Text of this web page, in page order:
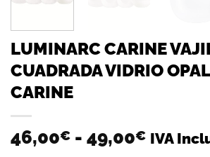
LUMINARC CARINE
CUADRADA VIDRIO
CARINE
46,00€ - 49,00€Rango
IVA